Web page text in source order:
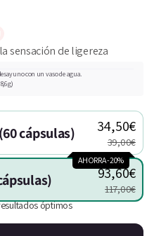
sensación de ligereza
con un vaso de agua.
g)
cápsulas) 34,50€
39,00€
AHORRA -20%
93,60€
117,00€
óptimos